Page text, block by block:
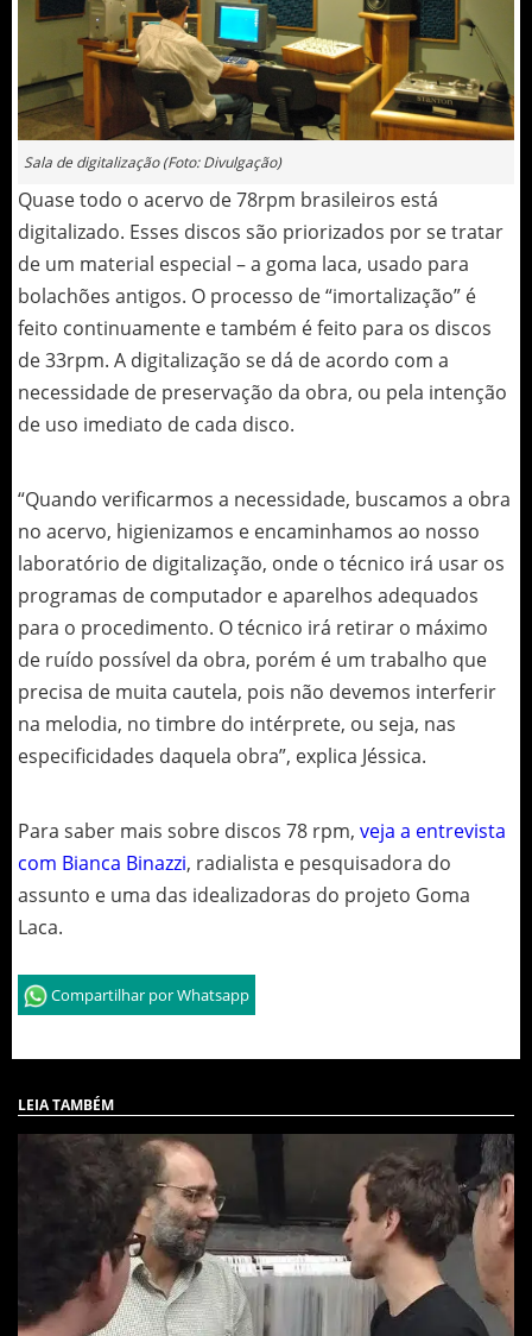
Sala de digitalização (Foto: Divulgação)
Quase todo o acervo de 78rpm brasileiros está
digitalizado. Esses discos são priorizados por se tratar
de um material especial – a goma laca, usado para
bolachões antigos. O processo de “imortalização” é
feito continuamente e também é feito para os discos
de 33rpm. A digitalização se dá de acordo com a
necessidade de preservação da obra, ou pela intenção
de uso imediato de cada disco.
“Quando verificarmos a necessidade, buscamos a obra
no acervo, higienizamos e encaminhamos ao nosso
laboratório de digitalização, onde o técnico irá usar os
programas de computador e aparelhos adequados
para o procedimento. O técnico irá retirar o máximo
de ruído possível da obra, porém é um trabalho que
precisa de muita cautela, pois não devemos interferir
na melodia, no timbre do intérprete, ou seja, nas
especificidades daquela obra”, explica Jéssica.
Para saber mais sobre discos 78 rpm, veja a entrevista
com Bianca Binazzi, radialista e pesquisadora do
assunto e uma das idealizadoras do projeto Goma
Laca.
Compartilhar por Whatsapp
LEIA TAMBÉM